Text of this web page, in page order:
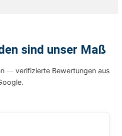
sind unser Maß
— verifizierte Bewertungen aus